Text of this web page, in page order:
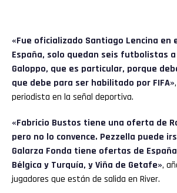
«Fue oficializado Santiago Lencina en
España, solo quedan seis futbolistas a
Galoppo, que es particular, porque
que debe para ser habilitado por FIFA»
periodista en la señal deportiva.
«Fabricio Bustos tiene una oferta de
pero no lo convence. Pezzella puede
Galarza Fonda tiene ofertas de
Bélgica y Turquía, y Viña de Getafe»,
jugadores que están de salida en River.